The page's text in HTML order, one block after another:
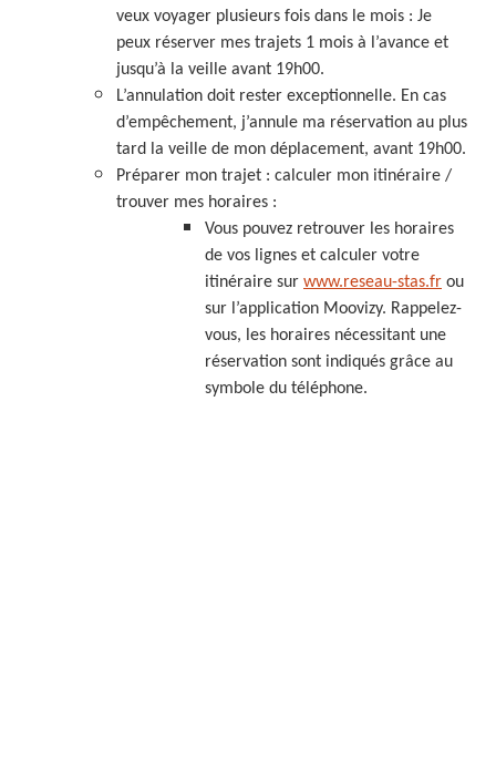
veux voyager plusieurs fois dans le mois : Je
peux réserver mes trajets 1 mois à l’avance et
jusqu’à la veille avant 19h00.
L’annulation doit rester exceptionnelle. En cas
d’empêchement, j’annule ma réservation au plus
tard la veille de mon déplacement, avant 19h00.
Préparer mon trajet : calculer mon itinéraire /
trouver mes horaires :
Vous pouvez retrouver les horaires
de vos lignes et calculer votre
itinéraire sur www.reseau-stas.fr ou
sur l’application Moovizy. Rappelez-
vous, les horaires nécessitant une
réservation sont indiqués grâce au
symbole du téléphone.